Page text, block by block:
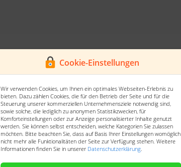
Cookie-Einstellungen
Wir verwenden Cookies, um Ihnen ein optimales Webseiten-Erlebnis zu
bieten. Dazu zählen Cookies, die für den Betrieb der Seite und für die
Steuerung unserer kommerziellen Unternehmensziele notwendig sind,
sowie solche, die lediglich zu anonymen Statistikzwecken, für
Komforteinstellungen oder zur Anzeige personalisierter Inhalte genutzt
werden. Sie können selbst entscheiden, welche Kategorien Sie zulassen
möchten. Bitte beachten Sie, dass auf Basis Ihrer Einstellungen womöglich
nicht mehr alle Funktionalitäten der Seite zur Verfügung stehen. Weitere
Informationen finden Sie in unserer Datenschutzerklärung.